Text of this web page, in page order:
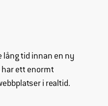
lång tid innan en ny
ett enormt
i realtid.